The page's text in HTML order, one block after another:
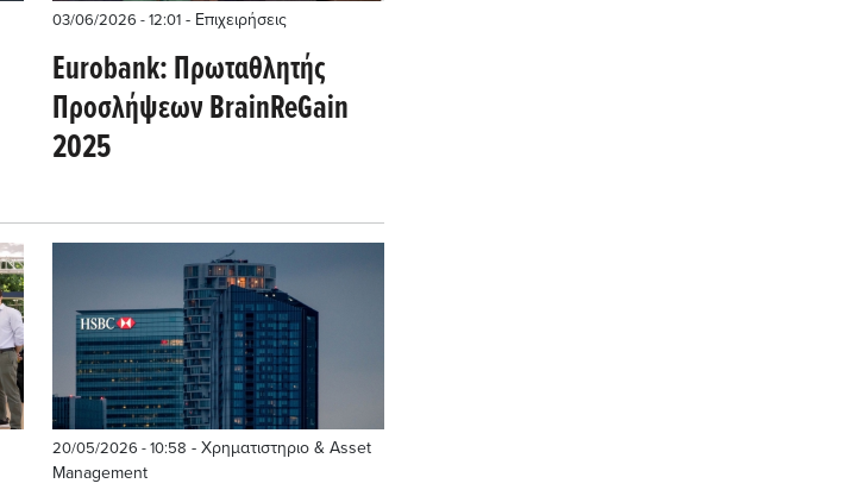
03/06/2026 - 12:01- Επιχειρήσεις
Eurobank: Πρωταθλητής
Προσλήψεων BrainReGain
2025
20/05/2026 - 10:58 - Χρηματιστηριο & Asset
Management